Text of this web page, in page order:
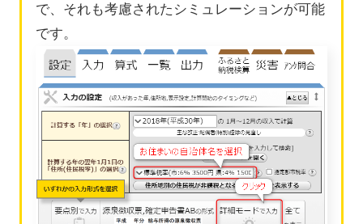
で、それも考慮されたシミュレーションが可能
です。